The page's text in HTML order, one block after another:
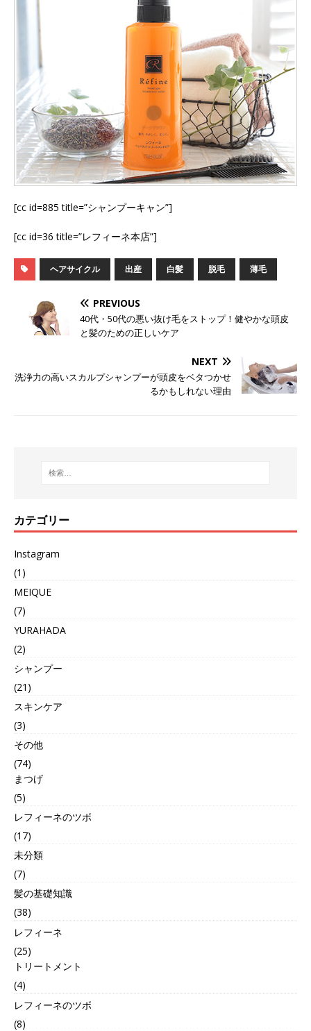
[cc id=885 title=”シャンプーキャン”]
[cc id=36 title=”レフィーネ本店”]
ヘアサイクル 出産 白髪 脱毛 薄毛
PREVIOUS
40代・50代の悪い抜け毛をストップ！健やかな頭皮
と髪のための正しいケア
NEXT
洗浄力の高いスカルプシャンプーが頭皮をベタつかせ
るかもしれない理由
カテゴリー
Instagram
(1)
MEIQUE
(7)
YURAHADA
(2)
シャンプー
(21)
スキンケア
(3)
その他
(74)
まつげ
(5)
レフィーネのツボ
(17)
未分類
(7)
髪の基礎知識
(38)
レフィーネ
(25)
トリートメント
(4)
レフィーネのツボ
(8)